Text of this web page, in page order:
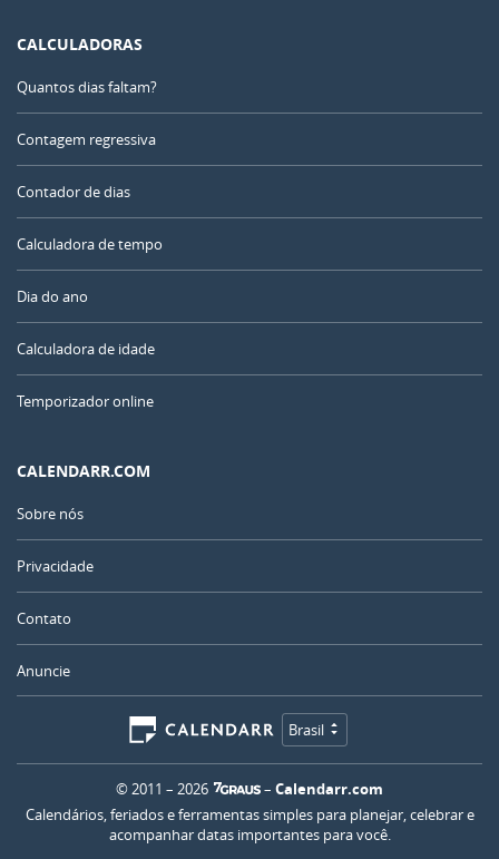
CALCULADORAS
Quantos dias faltam?
Contagem regressiva
Contador de dias
Calculadora de tempo
Dia do ano
Calculadora de idade
Temporizador online
CALENDARR.COM
Sobre nós
Privacidade
Contato
Anuncie
Brasil
© 2011 – 2026 – Calendarr.com
Calendários, feriados e ferramentas simples para planejar, celebrar e
acompanhar datas importantes para você.